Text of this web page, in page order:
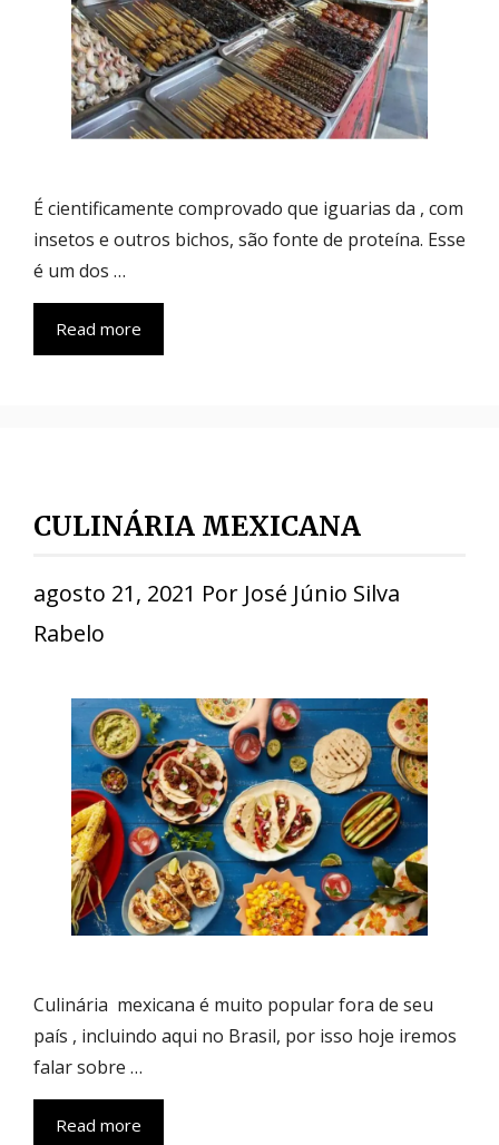
É cientificamente comprovado que iguarias da , com
insetos e outros bichos, são fonte de proteína. Esse
é um dos …
Read more
CULINÁRIA MEXICANA
agosto 21, 2021 Por José Júnio Silva
Rabelo
Culinária mexicana é muito popular fora de seu
país , incluindo aqui no Brasil, por isso hoje iremos
falar sobre …
Read more